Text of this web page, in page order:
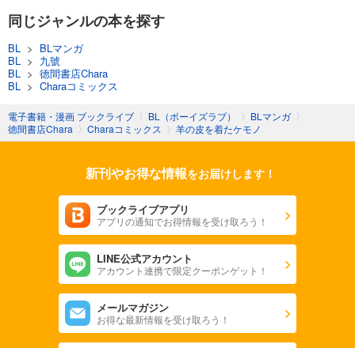
同じジャンルの本を探す
BL > BLマンガ
BL > 九號
BL > 徳間書店Chara
BL > Charaコミックス
電子書籍・漫画 ブックライブ 〉 BL（ボーイズラブ） 〉 BLマンガ 〉
徳間書店Chara 〉 Charaコミックス 〉 羊の皮を着たケモノ
新刊やお得な情報をお届けします！
ブックライブアプリ
アプリの通知でお得情報を受け取ろう！
LINE公式アカウント
アカウント連携で限定クーポンゲット！
メールマガジン
お得な最新情報を受け取ろう！